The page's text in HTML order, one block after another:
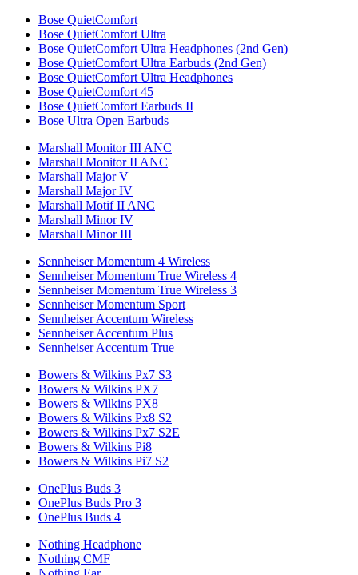
Bose QuietComfort
Bose QuietComfort Ultra
Bose QuietComfort Ultra Headphones (2nd Gen)
Bose QuietComfort Ultra Earbuds (2nd Gen)
Bose QuietComfort Ultra Headphones
Bose QuietComfort 45
Bose QuietComfort Earbuds II
Bose Ultra Open Earbuds
Marshall Monitor III ANC
Marshall Monitor II ANC
Marshall Major V
Marshall Major IV
Marshall Motif II ANC
Marshall Minor IV
Marshall Minor III
Sennheiser Momentum 4 Wireless
Sennheiser Momentum True Wireless 4
Sennheiser Momentum True Wireless 3
Sennheiser Momentum Sport
Sennheiser Accentum Wireless
Sennheiser Accentum Plus
Sennheiser Accentum True
Bowers & Wilkins Px7 S3
Bowers & Wilkins PX7
Bowers & Wilkins PX8
Bowers & Wilkins Px8 S2
Bowers & Wilkins Px7 S2E
Bowers & Wilkins Pi8
Bowers & Wilkins Pi7 S2
OnePlus Buds 3
OnePlus Buds Pro 3
OnePlus Buds 4
Nothing Headphone
Nothing CMF